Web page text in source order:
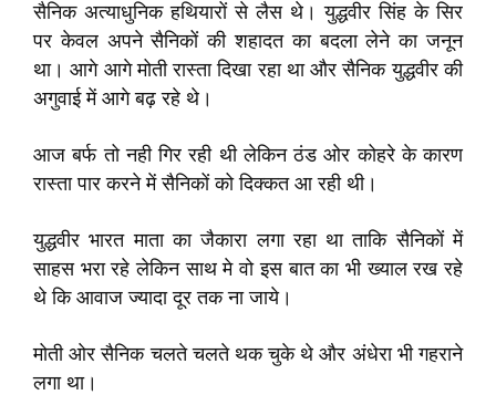
सैनिक अत्याधुनिक हथियारों से लैस थे। युद्धवीर सिंह के सिर
पर केवल अपने सैनिकों की शहादत का बदला लेने का जनून
था। आगे आगे मोती रास्ता दिखा रहा था और सैनिक युद्धवीर की
अगुवाई में आगे बढ़ रहे थे।
आज बर्फ तो नही गिर रही थी लेकिन ठंड ओर कोहरे के कारण
रास्ता पार करने में सैनिकों को दिक्कत आ रही थी।
युद्धवीर भारत माता का जैकारा लगा रहा था ताकि सैनिकों में
साहस भरा रहे लेकिन साथ मे वो इस बात का भी ख्याल रख रहे
थे कि आवाज ज्यादा दूर तक ना जाये।
मोती ओर सैनिक चलते चलते थक चुके थे और अंधेरा भी गहराने
लगा था।